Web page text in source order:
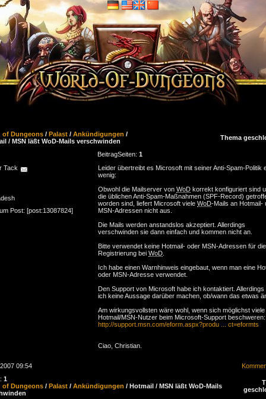
of Dungeons / Palast / Ankündigungen /
/ MSN läßt WoD-Mails verschwinden
Thema
BeitragSeiten: 1
Tack
Post: [post:13087824]
Leider übertreibt es Microsoft mit seiner Anti-Spam-Politik
wenig:
Obwohl die Mailserver von WoD korrekt konfiguriert sind
die üblichen Anti-Spam-Maßnahmen (SPF-Record)
worden sind, liefert Microsoft viele WoD-Mails an Hotmail-
MSN-Adressen nicht aus.
Die Mails werden anstandslos akzeptiert. Allerdings
verschwinden sie dann einfach und kommen nicht an.
Bitte verwendet keine Hotmail- oder MSN-Adressen für die
Registrierung bei WoD
Ich habe einen Warnhinweis eingebaut, wenn man eine
oder MSN-Adresse verwendet.
Den Support von Microsoft habe ich kontaktiert. Allerdings
ich keine Aussage darüber machen, ob/wann das etwas
Am wirkungsvollsten wäre wohl, wenn sich möglichst viele
Hotmail/MSN-Nutzer beim Microsoft-Support beschweren:
http://support.msn.com/eform.aspx?produ ... ct=eformts
Ciao, Christian.
09:54
1
of Dungeons / Palast / Ankündigungen / Hotmail / MSN läßt WoD-Mails